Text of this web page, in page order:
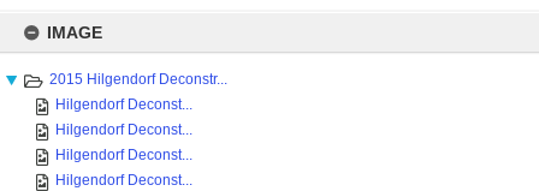
content
IMAGE
2015 Hilgendorf Deconstr...
Hilgendorf Deconst...
Hilgendorf Deconst...
Hilgendorf Deconst...
Hilgendorf Deconst...